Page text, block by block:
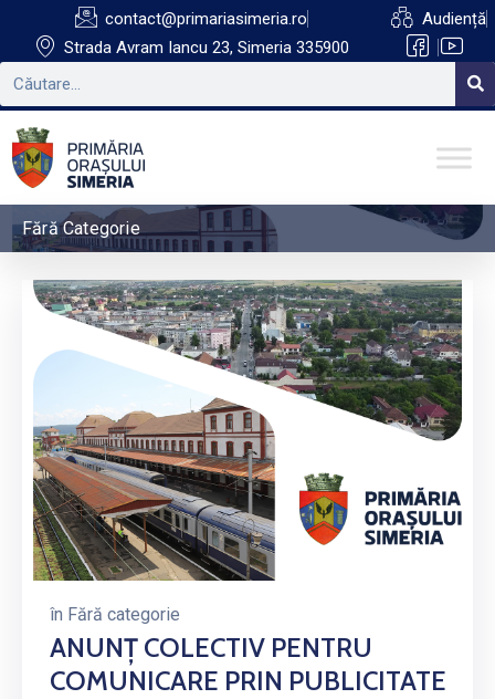
contact@primariasimeria.ro
Strada Avram Iancu 23, Simeria 335900
Audiență
Fără Categorie
în Fără categorie
ANUNȚ COLECTIV PENTRU
COMUNICARE PRIN PUBLICITATE